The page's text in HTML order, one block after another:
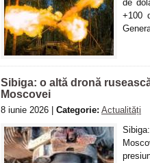
de
+100
Sibiga: o altă dronă
Moscovei
8 iunie 2026 | Categorie: Actualități